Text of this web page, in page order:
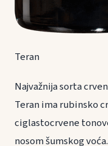
Teran
Najvažnija sorta
Teran ima rubinsko
ciglastocrvene
nosom šumskog voća.